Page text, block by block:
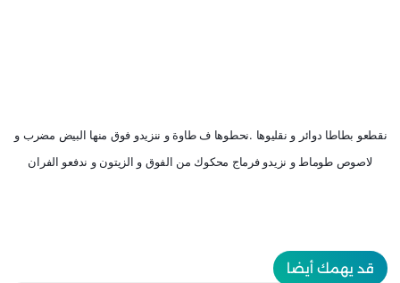
لاصوص طوماط و نزيدو فرماج محكوك من الفوق و الزيتون و ندفعو الفران
قد يهمك أيضا